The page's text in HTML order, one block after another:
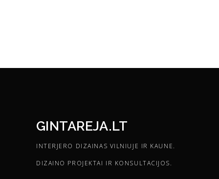
GINTAREJA.LT
INTERJERO DIZAINAS VILNIUJE IR KAUNE.
DIZAINO PROJEKTAI IR KONSULTACIJOS.